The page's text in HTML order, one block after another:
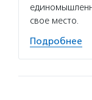
свое место.
Подробнее